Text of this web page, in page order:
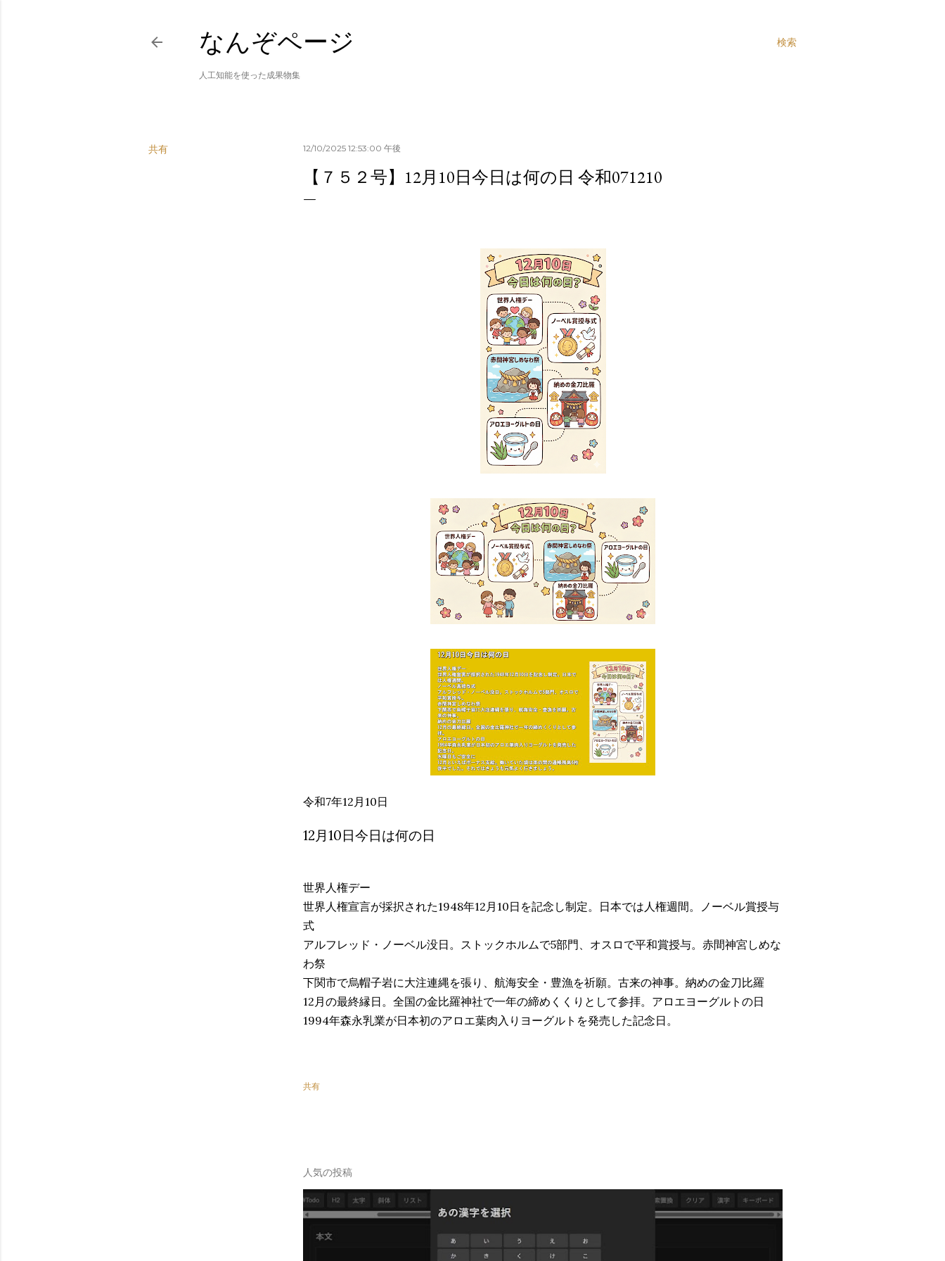
検索
なんぞページ
人工知能を使った成果物集
共有 12/10/2025 12:53:00 午後
【７５２号】12月10日今日は何の日 令和071210
令和7年12月10日
12月10日今日は何の日
世界人権デー
世界人権宣言が採択された1948年12月10日を記念し制定。日本では人権週間。ノーベル賞授与
式
アルフレッド・ノーベル没日。ストックホルムで5部門、オスロで平和賞授与。赤間神宮しめな
わ祭
下関市で烏帽子岩に大注連縄を張り、航海安全・豊漁を祈願。古来の神事。納めの金刀比羅
12月の最終縁日。全国の金比羅神社で一年の締めくくりとして参拝。アロエヨーグルトの日
1994年森永乳業が日本初のアロエ葉肉入りヨーグルトを発売した記念日。
共有
人気の投稿